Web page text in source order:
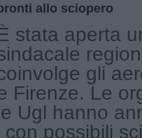
allo sciopero
stata aperta
gli
Firenze. Le
Ugl hanno
con possibili